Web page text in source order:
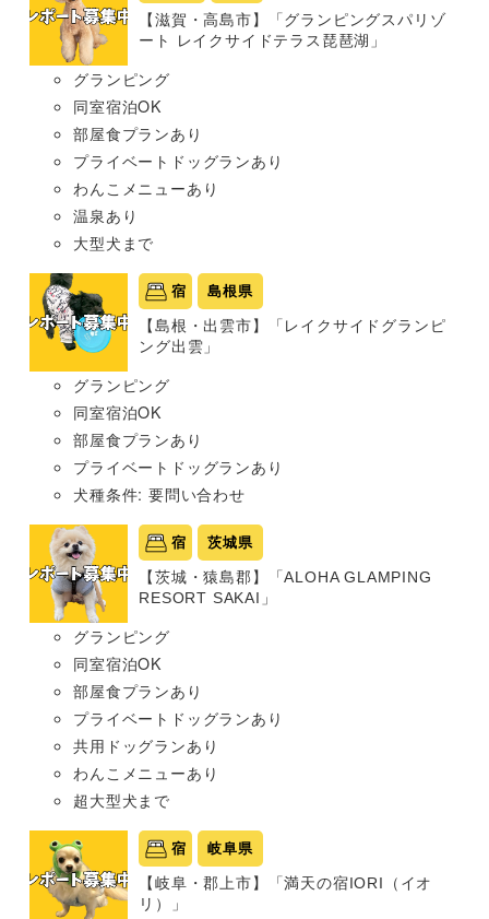
【滋賀・高島市】「グランピングスパリゾ
ート レイクサイドテラス琵琶湖」
グランピング
同室宿泊OK
部屋食プランあり
プライベートドッグランあり
わんこメニューあり
温泉あり
大型犬まで
宿 島根県
【島根・出雲市】「レイクサイドグランピ
ング出雲」
グランピング
同室宿泊OK
部屋食プランあり
プライベートドッグランあり
犬種条件: 要問い合わせ
宿 茨城県
【茨城・猿島郡】「ALOHA GLAMPING
RESORT SAKAI」
グランピング
同室宿泊OK
部屋食プランあり
プライベートドッグランあり
共用ドッグランあり
わんこメニューあり
超大型犬まで
宿 岐阜県
【岐阜・郡上市】「満天の宿IORI（イオ
リ）」